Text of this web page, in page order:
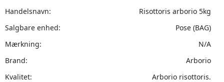
Handelsnavn:
Risottoris arborio 5kg
Salgbare enhed:
Pose (BAG)
Mærkning:
N/A
Brand:
Arborio
Kvalitet:
Arborio risottoris.